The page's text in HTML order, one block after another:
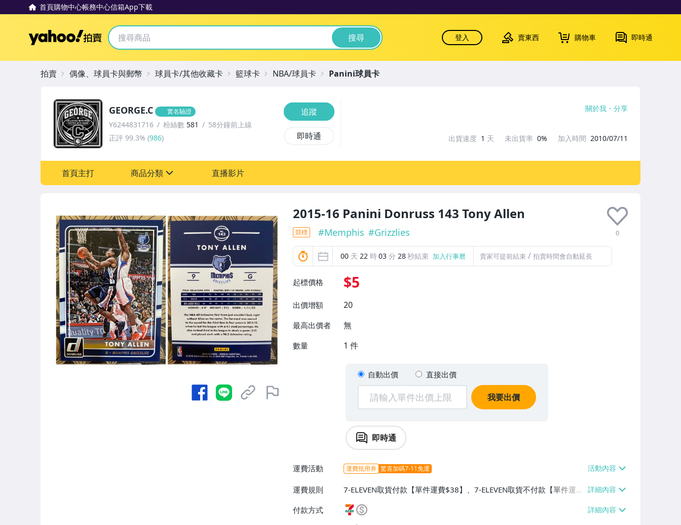
首頁購物中心帳務中心信箱App下載
Yahoo拍賣 搜尋 登入 賣東西 購物車 即時通
2015-16 Panini Donruss 143 Tony Allen
0
競標 #Memphis #Grizzlies
00 天 22 時03 分 27秒結束 加入行事曆 賣家可提前結束 / 拍賣時間會自動延長
起標價格 $5
出價增額 20
最高出價者 無
數量 1 件
自動出價 直接出價
我要出價
即時通
運費活動 運費抵用券 驚喜加碼7-11免運
運費規則
7-ELEVEN取貨付款【單件運費$38】、7-ELEVEN取貨不付款【單件運費
$38】、郵局掛號【單件運費$55、滿10件或消費滿$1000免運費】
付款方式
GEORGE.C 實名驗證
Y6244831716 粉絲數 581
58分鐘前上線
正評 99.3% (986)
追蹤
即時通
關於我 分享
出貨速度 1 天 未出貨率 0% 加入時間 2010/07/11
首頁主打 商品分類
偶像、球員卡與郵幣
家電與影音視聽
直播影片
拍賣 偶像、球員卡與郵幣 球員卡/其他收藏卡 籃球卡 NBA/球員卡 Panini球員卡